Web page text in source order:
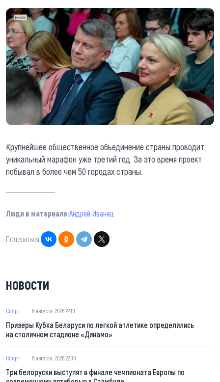
Крупнейшее общественное объединение страны проводит
уникальный марафон уже третий год. За это время проект
побывал в более чем 50 городах страны.
Люди в материале:Андрей Иванец
Поделиться:
НОВОСТИ
Спорт 6 августа, 2026 22:10
Призеры Кубка Беларуси по легкой атлетике определились
на столичном стадионе «Динамо»
Спорт 6 августа, 2026 22:00
Три белоруски выступят в финале чемпионата Европы по